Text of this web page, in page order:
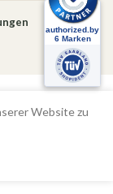
Website zu